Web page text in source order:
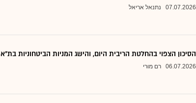
07.07.2026 נתנאל אריאל
הסיכון הצפוי בהחלטת הריבית היום, והישג המניות הביטחוניות בת"א
06.07.2026 רם מורי